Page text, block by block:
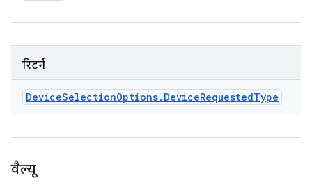
रिटर्न
DeviceSelectionOptions. DeviceRequestedType
वैल्यू